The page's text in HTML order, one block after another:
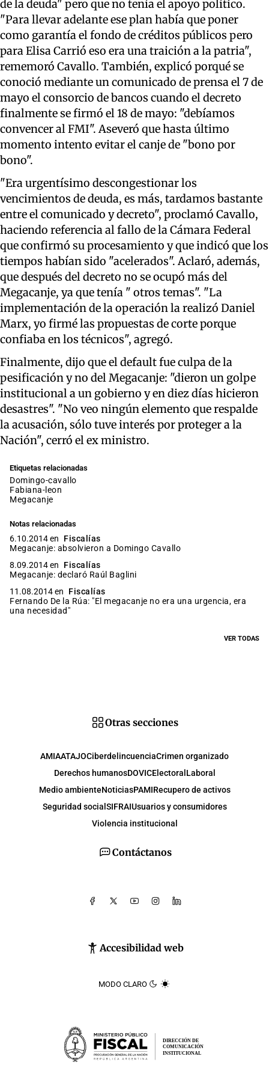
de la deuda" pero que no tenía el apoyo político.
"Para llevar adelante ese plan había que poner
como garantía el fondo de créditos públicos pero
para Elisa Carrió eso era una traición a la patria",
rememoró Cavallo. También, explicó porqué se
conoció mediante un comunicado de prensa el 7 de
mayo el consorcio de bancos cuando el decreto
finalmente se firmó el 18 de mayo: "debíamos
convencer al FMI". Aseveró que hasta último
momento intento evitar el canje de "bono por
bono".
"Era urgentísimo descongestionar los
vencimientos de deuda, es más, tardamos bastante
entre el comunicado y decreto", proclamó Cavallo,
haciendo referencia al fallo de la Cámara Federal
que confirmó su procesamiento y que indicó que los
tiempos habían sido "acelerados". Aclaró, además,
que después del decreto no se ocupó más del
Megacanje, ya que tenía " otros temas". "La
implementación de la operación la realizó Daniel
Marx, yo firmé las propuestas de corte porque
confiaba en los técnicos", agregó.
Finalmente, dijo que el default fue culpa de la
pesificación y no del Megacanje: "dieron un golpe
institucional a un gobierno y en diez días hicieron
desastres". "No veo ningún elemento que respalde
la acusación, sólo tuve interés por proteger a la
Nación", cerró el ex ministro.
Etiquetas relacionadas
domingo-cavallo
fabiana-leon
megacanje
Notas relacionadas
6.10.2014 en
Fiscalías
Megacanje: absolvieron a Domingo Cavallo
8.09.2014 en
Fiscalías
Megacanje: declaró Raúl Baglini
11.08.2014 en
Fiscalías
Fernando De la Rúa: "El megacanje no era una urgencia, era
una necesidad"
VER TODAS
Contáctanos
Accesibilidad web
MODO CLARO
Otras secciones
AMIAATAJOCiberdelincuenciaCrimen organizado
Derechos humanosDOVICElectoral Laboral
Medio ambienteNoticiasPAMIRecupero de activos
Seguridad social SIFRAIUsuarios y consumidores
Violencia institucional
DIRECCIÓN DE
COMUNICACIÓN
INSTITUCIONAL